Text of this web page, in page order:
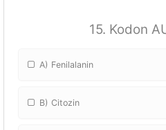
15. Kodon
A) Fenilalanin
B) Citozin